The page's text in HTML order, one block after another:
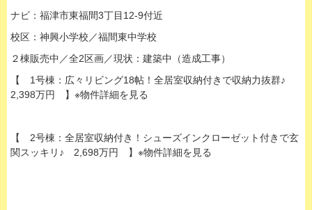
ナビ：福津市東福間3丁目12-9付近
校区：神興小学校／福間東中学校
２棟販売中／全2区画／現状：建築中（造成工事）
【 1号棟：広々リビング18帖！全居室収納付きで収納力抜群♪
2,398万円 】※物件詳細を見る
【 2号棟：全居室収納付き！シューズインクローゼット付きで玄
関スッキリ♪ 2,698万円 】※物件詳細を見る